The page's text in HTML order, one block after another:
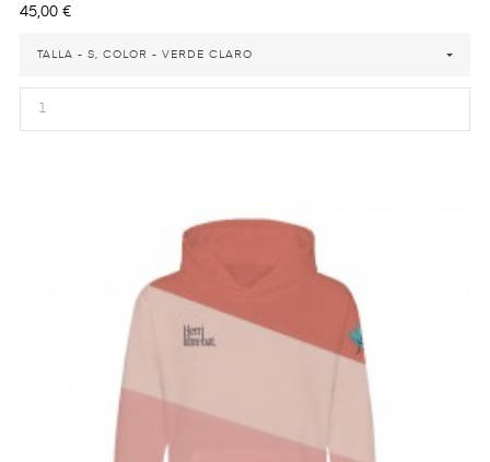
Precio
45,00 €
TALLA - S, COLOR - VERDE CLARO